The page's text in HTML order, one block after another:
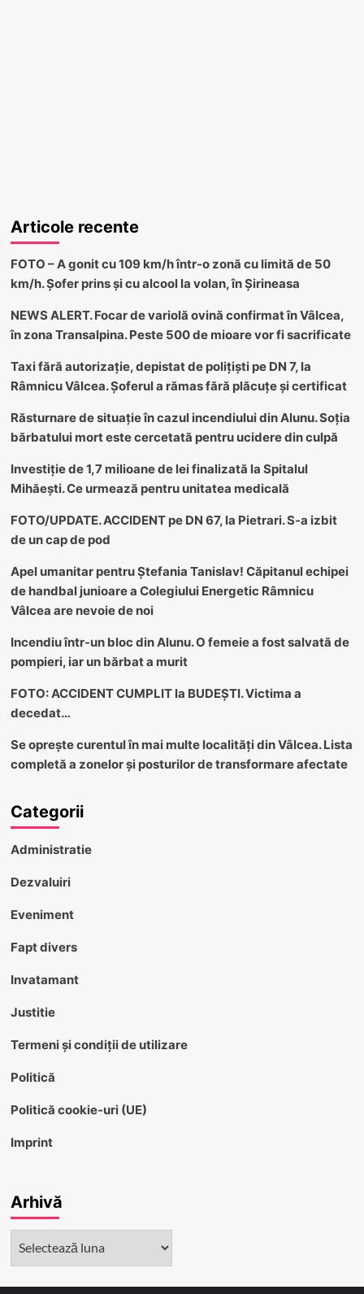
Articole recente
FOTO – A gonit cu 109 km/h într-o zonă cu limită de 50
km/h. Șofer prins și cu alcool la volan, în Șirineasa
NEWS ALERT. Focar de variolă ovină confirmat în Vâlcea,
în zona Transalpina. Peste 500 de mioare vor fi sacrificate
Taxi fără autorizație, depistat de polițiști pe DN 7, la
Râmnicu Vâlcea. Șoferul a rămas fără plăcuțe și certificat
Răsturnare de situație în cazul incendiului din Alunu. Soția
bărbatului mort este cercetată pentru ucidere din culpă
Investiție de 1,7 milioane de lei finalizată la Spitalul
Mihăești. Ce urmează pentru unitatea medicală
FOTO/UPDATE. ACCIDENT pe DN 67, la Pietrari. S-a izbit
de un cap de pod
Apel umanitar pentru Ștefania Tanislav! Căpitanul echipei
de handbal junioare a Colegiului Energetic Râmnicu
Vâlcea are nevoie de noi
Incendiu într-un bloc din Alunu. O femeie a fost salvată de
pompieri, iar un bărbat a murit
FOTO: ACCIDENT CUMPLIT la BUDEȘTI. Victima a
decedat…
Se oprește curentul în mai multe localități din Vâlcea. Lista
completă a zonelor și posturilor de transformare afectate
Categorii
Administratie
Dezvaluiri
Eveniment
Fapt divers
Invatamant
Justitie
Termeni și condiții de utilizare
Politică
Politică cookie-uri (UE)
Imprint
Arhivă